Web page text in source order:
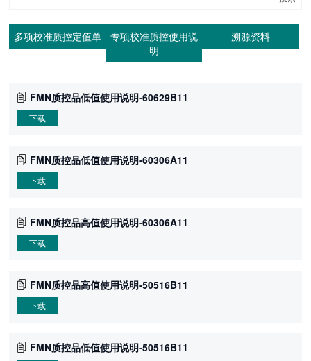
多项校准质控定值单
专项校准质控使用说
明
溯源资料
FMN质控品低值使用说明-60629B11
下载
FMN质控品低值使用说明-60306A11
下载
FMN质控品高值使用说明-60306A11
下载
FMN质控品高值使用说明-50516B11
下载
FMN质控品低值使用说明-50516B11